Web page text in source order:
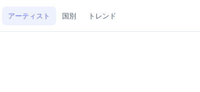
アーティスト 国別 トレンド